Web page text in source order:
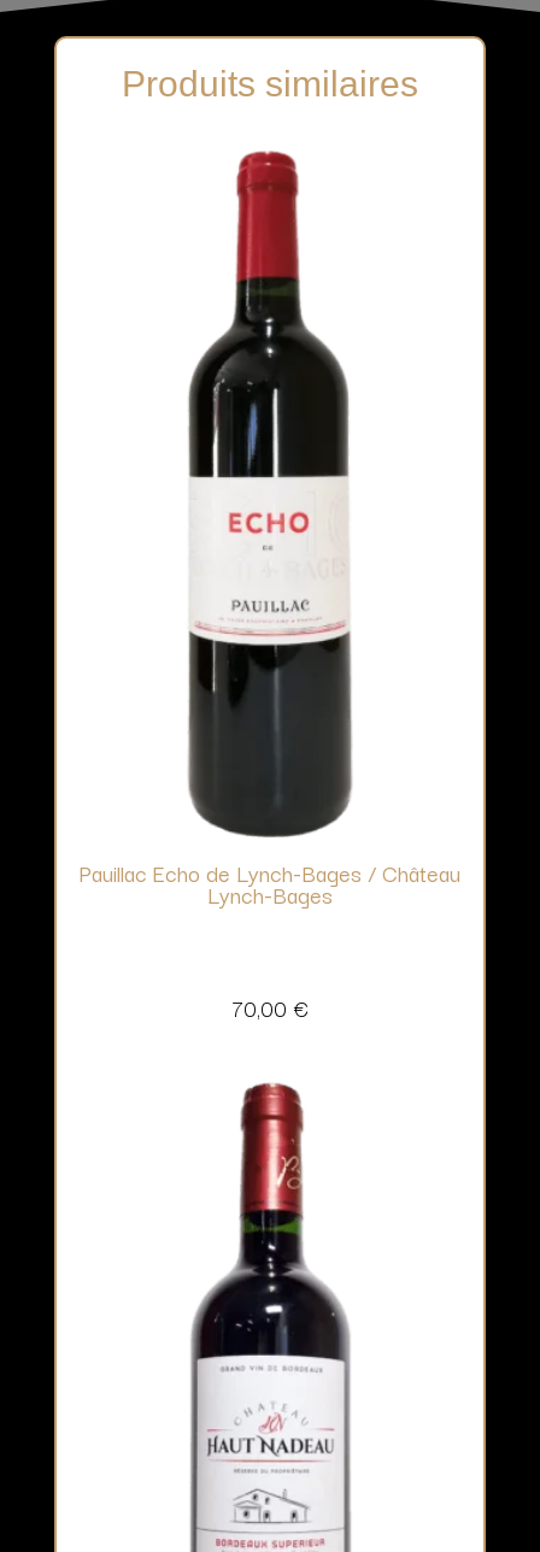
Produits similaires
Pauillac Echo de Lynch-Bages / Château
Lynch-Bages
70,00 €